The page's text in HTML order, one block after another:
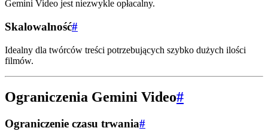
Gemini Video jest niezwykle opłacalny.
Skalowalność#
Idealny dla twórców treści potrzebujących szybko dużych ilości
filmów.
Ograniczenia Gemini Video#
Ograniczenie czasu trwania#